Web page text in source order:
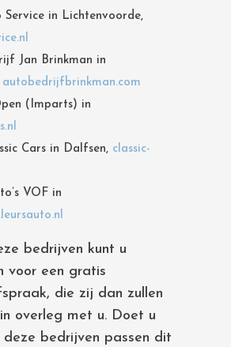
Service in Lichtenvoorde,
Jan Brinkman in
autobedrijfbrinkman.com
(Imparts) in
Cars in Dalfsen, classic-
VOF in
bedrijven kunt u
voor een gratis
die zij dan zullen
overleg met u. Doet u
bedrijven passen dit